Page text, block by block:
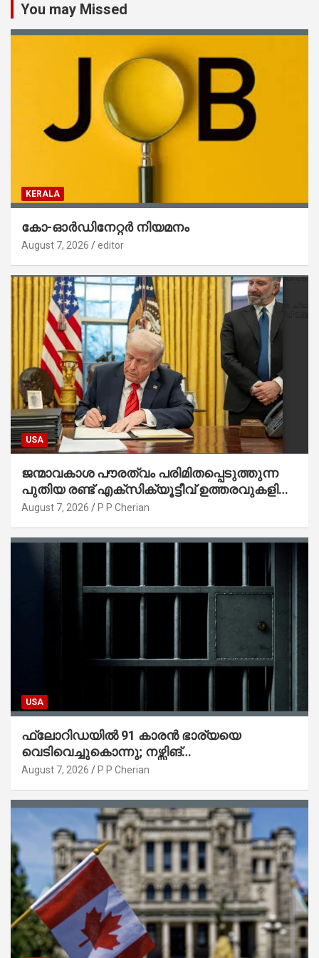
You may Missed
KERALA
കോ-ഓർഡിനേറ്റർ നിയമനം
August 7, 2026 editor
USA
ജന്മാവകാശ പൗരത്വം പരിമിതപ്പെടുത്തുന്ന
പുതിയ രണ്ട് എക്സിക്യൂട്ടീവ് ഉത്തരവുകളിൽ
ട്രംപ് ഒപ്പുവെച്ചു
August 7, 2026 P P Cherian
USA
ഫ്ലോറിഡയിൽ 91 കാരൻ ഭാര്യയെ
വെടിവെച്ചുകൊന്നു; നഴ്സിങ്
ഹോമിലാക്കില്ലെന്ന് നൽകിയ വാഗ്ദാനം
August 7, 2026 P P Cherian